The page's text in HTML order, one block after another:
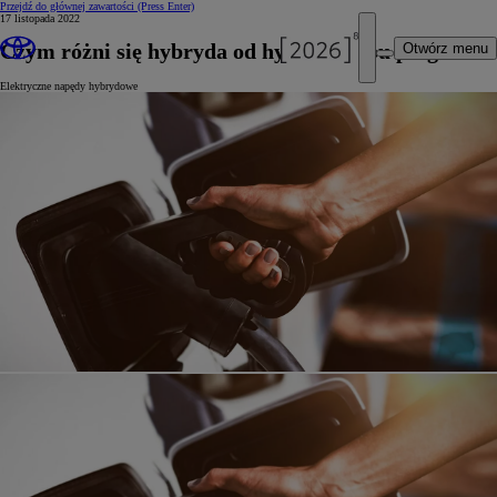
Przejdź do głównej zawartości (Press Enter)
Otwórz menu
17 listopada 2022
Czym różni się hybryda od hybrydy typu plug-in
Elektryczne napędy hybrydowe